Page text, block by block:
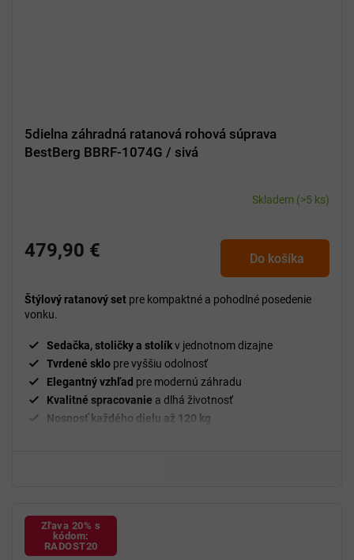
5dielna záhradná ratanová rohová súprava
BestBerg BBRF-1074G / sivá
Skladem (>5 ks)
479,90 € Do košíka
Štýlový ratanový set pre kompaktné a pohodlné posedenie
vonku.
Sedačka, stoličky a stolíkv jednotnom dizajne
Tvrdené sklo pre vyššiu odolnosť
Elegantný vzhľad pre modernú záhradu
Kvalitné spracovanie a dlhá životnosť
Nosnosť každého dielu až 120 kg
Zľava 20% s
kódom:
RADOST20